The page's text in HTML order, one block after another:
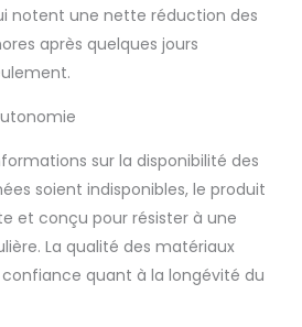
notent une nette réduction des
après quelques jours
sur la disponibilité des
soient indisponibles, le produit
et conçu pour résister à une
La qualité des matériaux
confiance quant à la longévité du